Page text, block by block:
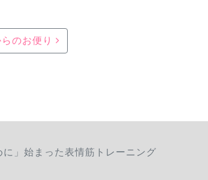
のお便り
に」始まった表情筋トレーニング